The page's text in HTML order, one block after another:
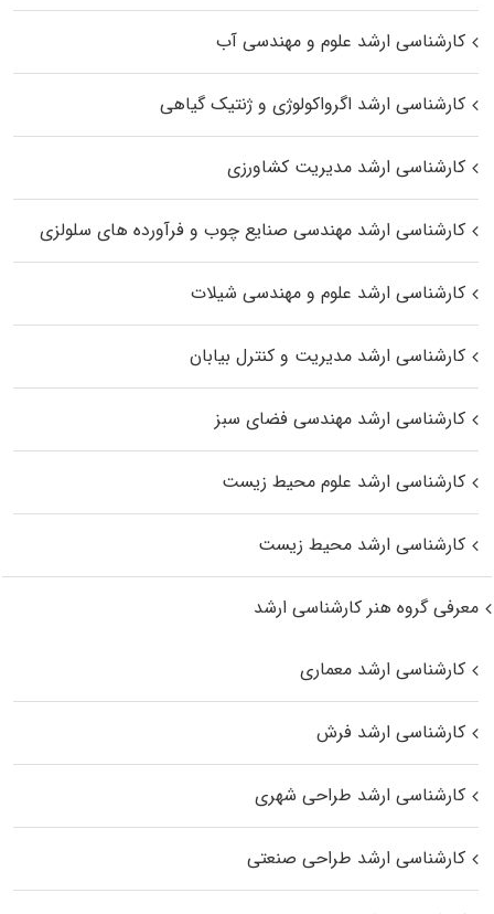
کارشناسی ارشد علوم و مهندسی آب
کارشناسی ارشد اگرواکولوژی و ژنتیک گیاهی
کارشناسی ارشد مدیریت کشاورزی
کارشناسی ارشد مهندسی صنایع چوب و فرآورده‌ های سلولزی
کارشناسی ارشد علوم و مهندسی شیلات
کارشناسی ارشد مدیریت و کنترل بیابان
کارشناسی ارشد مهندسی فضای سبز
کارشناسی ارشد علوم محیط‌ زیست
کارشناسی ارشد محیط زیست
معرفی گروه هنر کارشناسی ارشد
کارشناسی ارشد معماری
کارشناسی ارشد فرش
کارشناسی ارشد طراحی شهری
کارشناسی ارشد طراحی صنعتی